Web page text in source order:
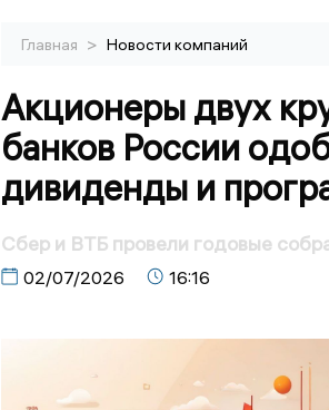
Главная > Новости компаний
Акционеры двух
банков России
дивиденды и
Сбер и ВТБ провели годовые
02/07/2026 16:16